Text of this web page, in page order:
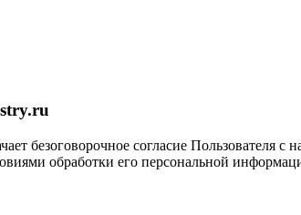
безоговорочное согласие Пользователя
обработки его персональной